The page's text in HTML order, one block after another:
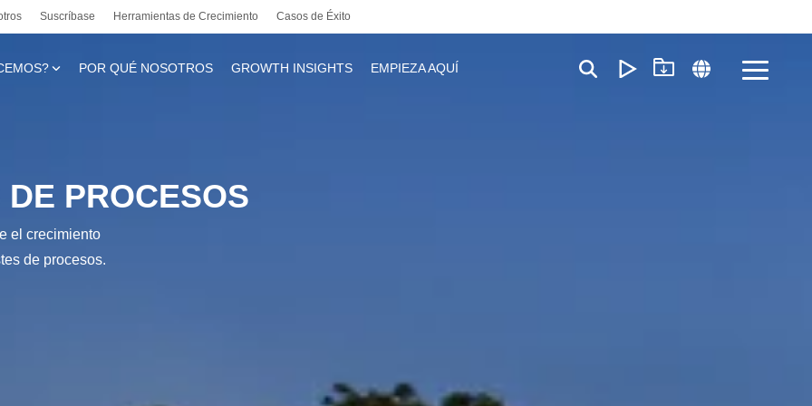
Suscríbase Herramientas de Crecimiento Casos de Éxito
POR QUÉ NOSOTROS GROWTH INSIGHTS EMPIEZA AQUÍ
Toggle
PROCESOS
el crecimiento
de procesos.